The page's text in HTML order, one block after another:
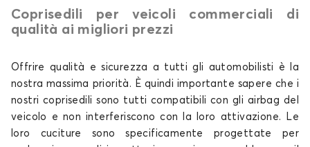
Coprisedili per veicoli commerciali di
qualità ai migliori prezzi
Offrire qualità e sicurezza a tutti gli automobilisti è la
nostra massima priorità. È quindi importante sapere che i
nostri coprisedili sono tutti compatibili con gli airbag del
veicolo e non interferiscono con la loro attivazione. Le
loro cuciture sono specificamente progettate per